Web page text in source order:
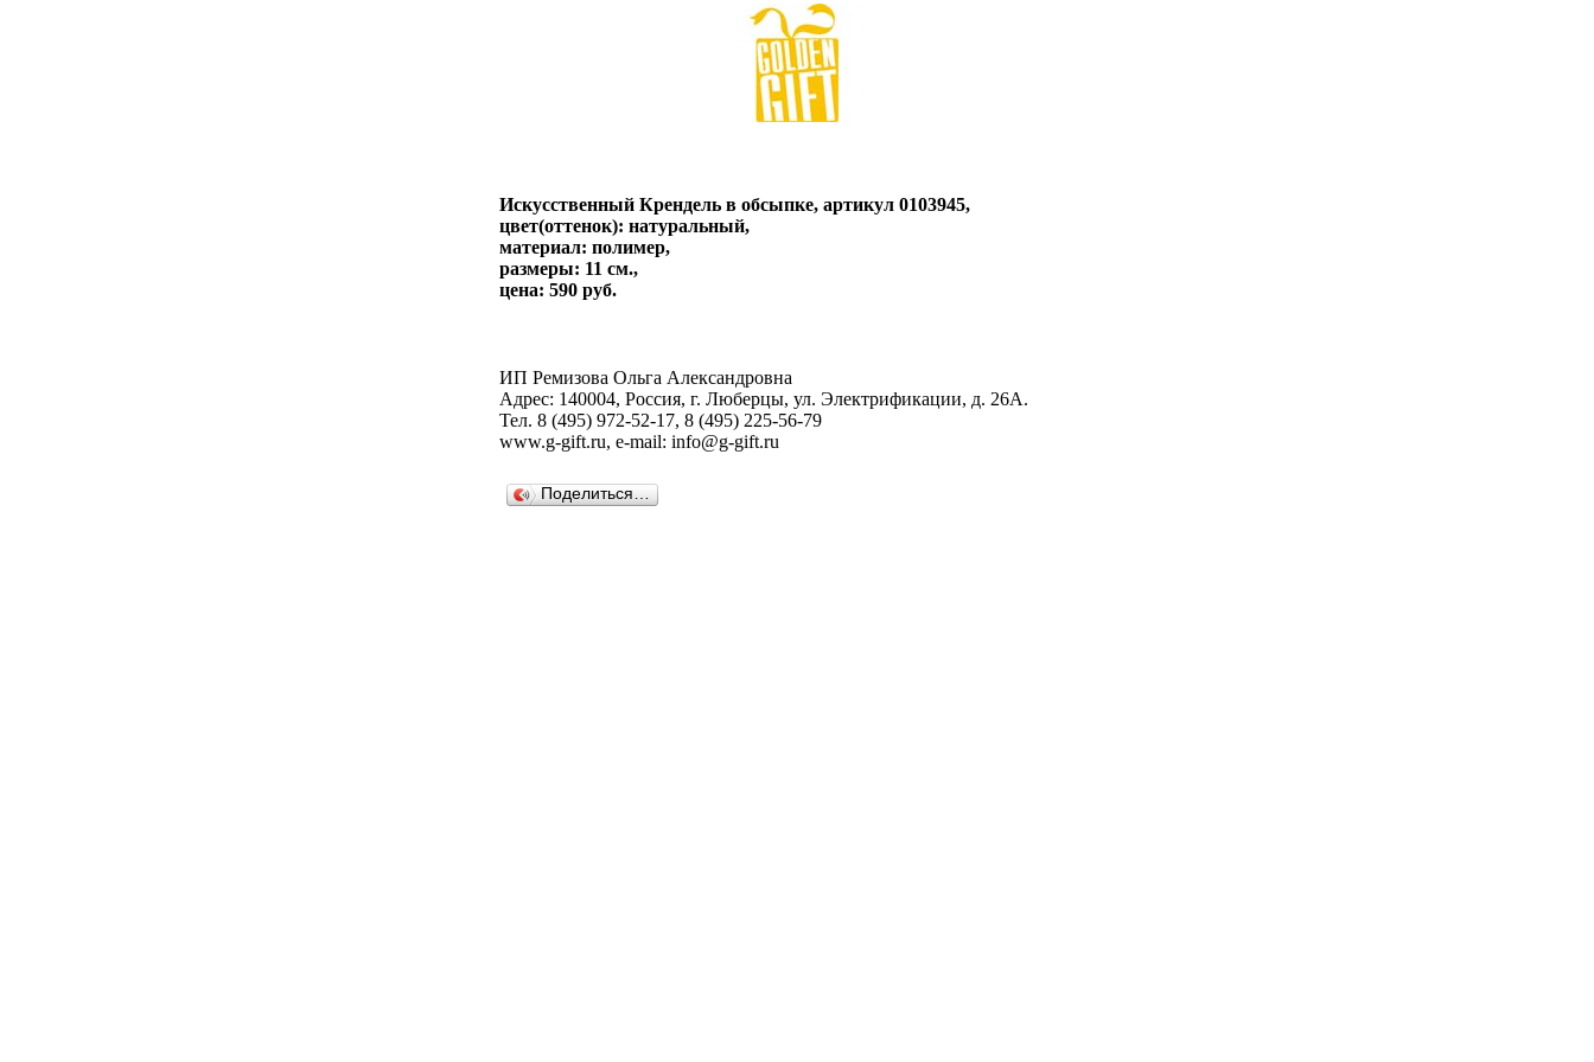
Искусственный Крендель в обсыпке, артикул 0103945,
цвет(оттенок): натуральный,
материал: полимер,
размеры: 11 см.,
цена: 590 руб.
ИП Ремизова Ольга Александровна
Адрес: 140004, Россия, г. Люберцы, ул. Электрификации, д. 26А.
Тел. 8 (495) 972-52-17, 8 (495) 225-56-79
www.g-gift.ru, e-mail: info@g-gift.ru
Поделиться…